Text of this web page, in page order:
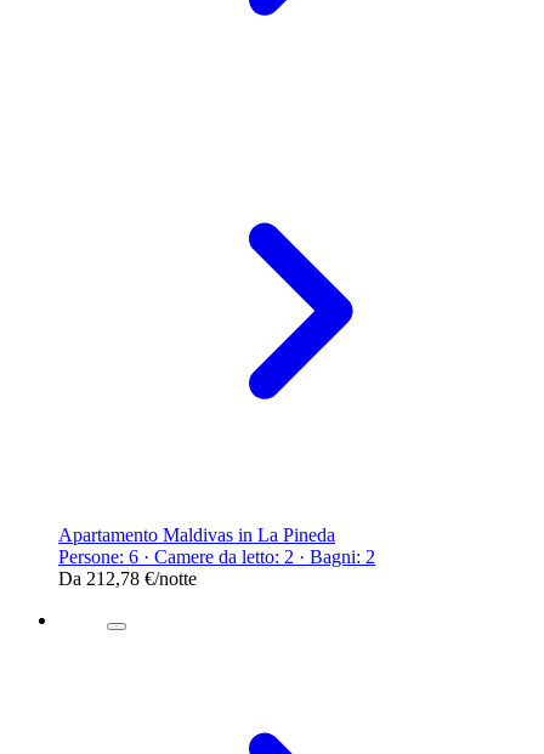
Apartamento Maldivas in La Pineda
Persone: 6 · Camere da letto: 2 · Bagni: 2
Da 212,78 €/notte